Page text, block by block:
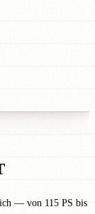
— von 115 PS bis